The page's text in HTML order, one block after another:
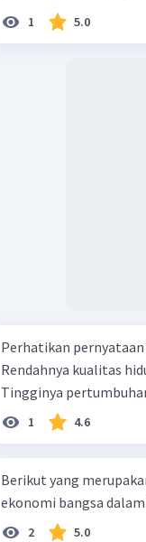
1 5.0
Perhatikan pernyataan berikut. Tingginya
Rendahnya kualitas hidup Tingginya tingkat pendapatan per
1 4.6
Berikut yang
ekonomi bangsa
2 5.0